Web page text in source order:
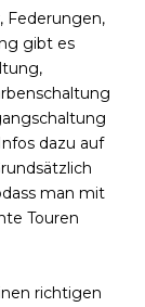
Federungen,
gibt es
dazu auf
man mit
Touren
richtigen